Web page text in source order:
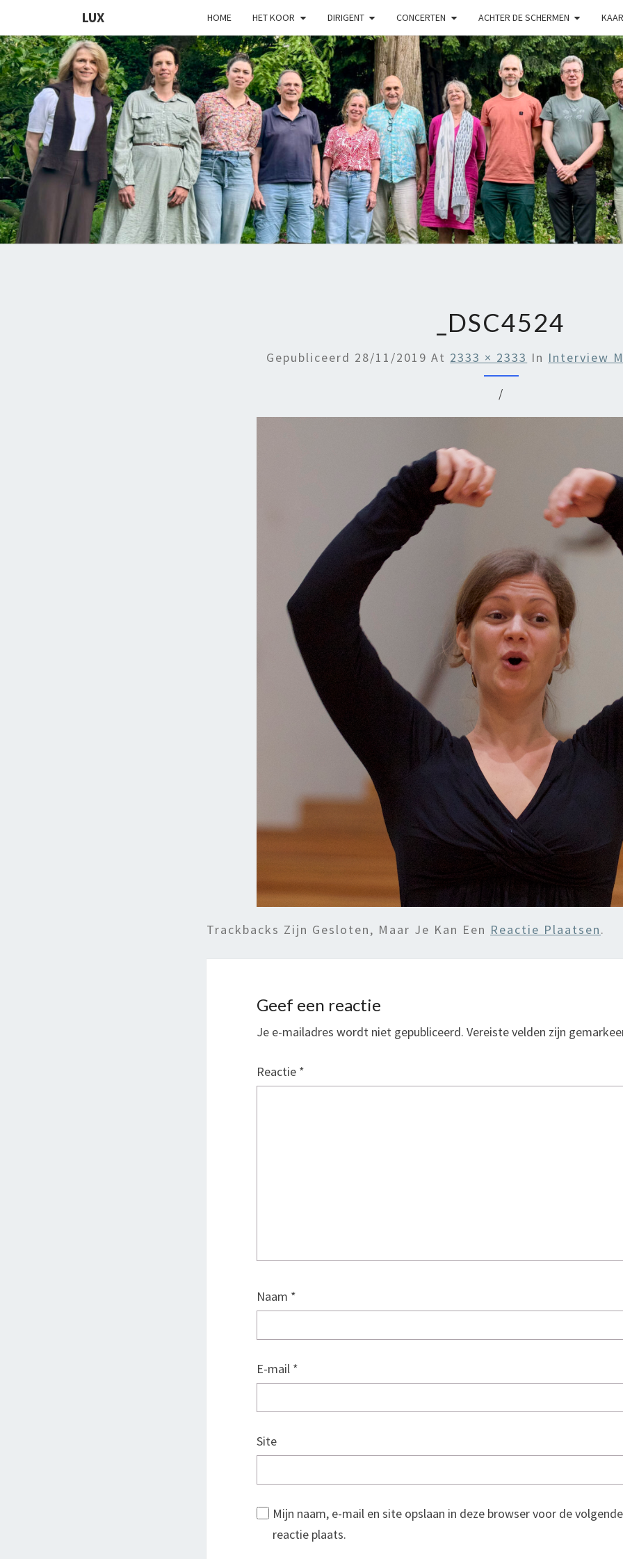
LUX HOME HET KOOR DIRIGENT CONCERTEN ACHTER DE SCHERMEN
LUX
Kamerkoor
Onder
Leiding
Van
Angeliki
Ploka
_DSC4524
Gepubliceerd 28/11/2019 At 2333 × 2333 In Interview
/
Trackbacks Zijn Gesloten, Maar Je Kan Een Reactie Plaatsen.
Geef een reactie
Je e-mailadres wordt niet gepubliceerd. Vereiste velden zijn
Reactie *
Naam *
E-mail *
Site
Mijn naam, e-mail en site opslaan in deze browser voor de
reactie plaats.